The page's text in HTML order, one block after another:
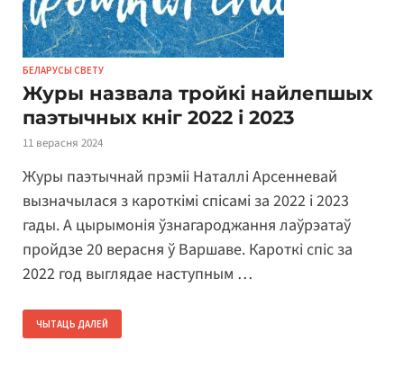
БЕЛАРУСЫ СВЕТУ
Журы назвала тройкі найлепшых
паэтычных кніг 2022 і 2023
11 верасня 2024
Журы паэтычнай прэміі Наталлі Арсенневай
вызначылася з кароткімі спісамі за 2022 і 2023
гады. А цырымонія ўзнагароджання лаўрэатаў
пройдзе 20 верасня ў Варшаве. Кароткі спіс за
2022 год выглядае наступным …
ЧЫТАЦЬ ДАЛЕЙ